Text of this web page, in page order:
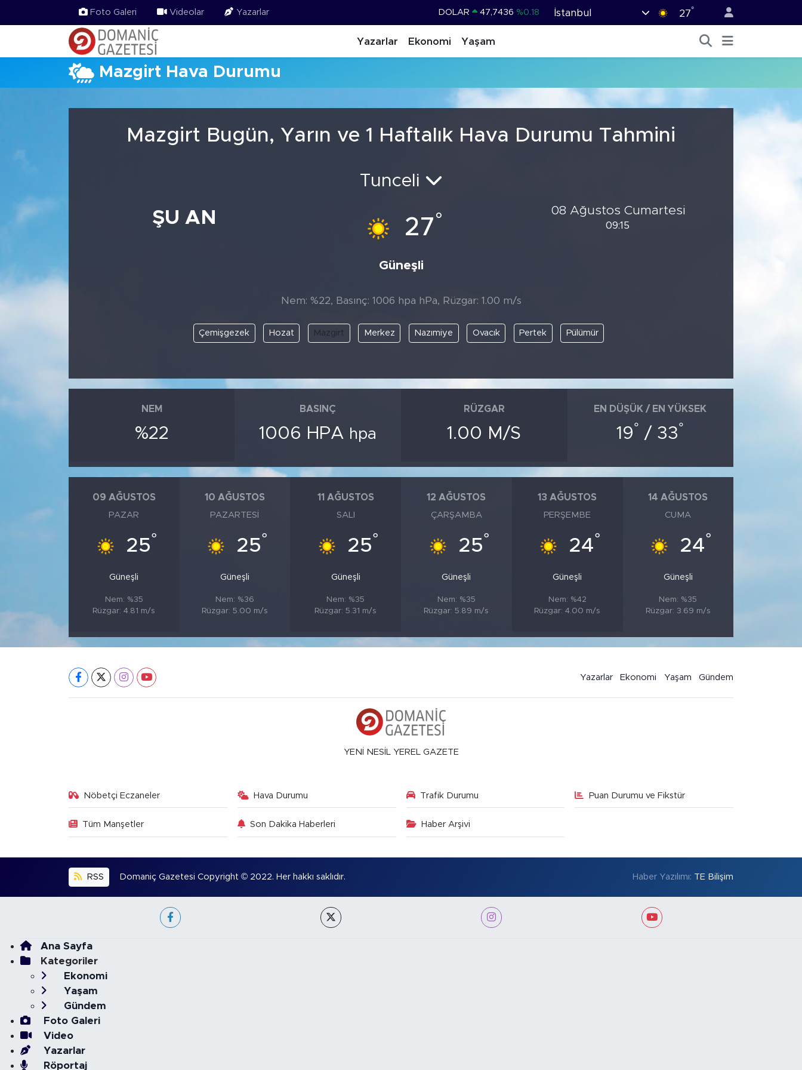
Foto Galeri Videolar Yazarlar DOLAR 47,7436 %0.18
STERLİN 64,4811 %0.38
13.779
İstanbul 27°
Yazarlar Ekonomi Yaşam
Mazgirt Hava Durumu
Mazgirt Bugün, Yarın ve 1 Haftalık Hava Durumu Tahmini
ŞU AN
Tunceli
27°
Güneşli
08 Ağustos Cumartesi
09:15
Nem: %22, Basınç: 1006 hpa hPa, Rüzgar: 1.00 m/s
Çemişgezek Hozat Mazgirt Merkez Nazımiye Ovacık Pertek Pülümür
NEM
%22
BASINÇ
1006 HPA hpa
RÜZGAR
1.00 M/S
EN DÜŞÜK / EN YÜKSEK
19° / 33°
09 AĞUSTOS
PAZAR
25°
Güneşli
Nem: %35
Rüzgar: 4.81 m/s
10 AĞUSTOS
PAZARTESI
25°
Güneşli
Nem: %36
Rüzgar: 5.00 m/s
11 AĞUSTOS
SALI
25°
Güneşli
Nem: %35
Rüzgar: 5.31 m/s
12 AĞUSTOS
ÇARŞAMBA
25°
Güneşli
Nem: %35
Rüzgar: 5.89 m/s
13 AĞUSTOS
PERŞEMBE
24°
Güneşli
Nem: %42
Rüzgar: 4.00 m/s
14 AĞUSTOS
CUMA
24°
Güneşli
Nem: %35
Rüzgar: 3.69 m/s
Yazarlar Ekonomi Yaşam Gündem
YENİ NESİL YEREL GAZETE
Nöbetçi Eczaneler Hava Durumu Trafik Durumu Puan Durumu ve Fikstür
Tüm Manşetler Son Dakika Haberleri Haber Arşivi
RSS Domaniç Gazetesi Copyright © 2022. Her hakkı saklıdır. Haber Yazılımı: TE Bilişim
Ana Sayfa
Kategoriler
Ekonomi
Yaşam
Gündem
Foto Galeri
Video
Yazarlar
Röportaj